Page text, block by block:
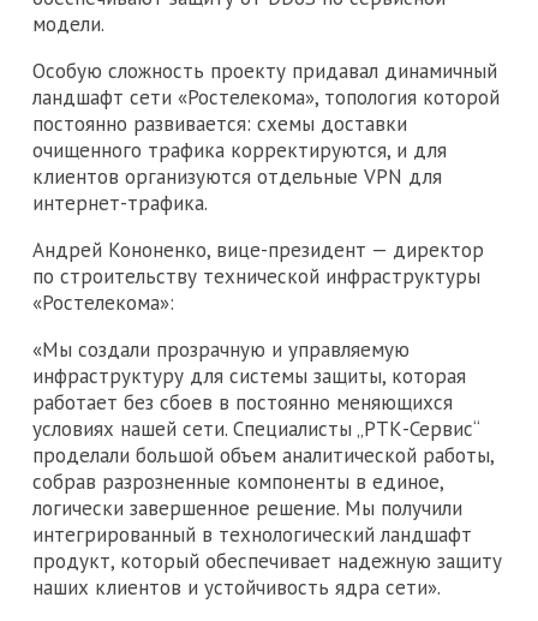
модели.
Особую сложность проекту придавал динамичный
ландшафт сети «Ростелекома», топология которой
постоянно развивается: схемы доставки
очищенного трафика корректируются, и для
клиентов организуются отдельные VPN для
интернет-трафика.
Андрей Кононенко, вице-президент — директор
по строительству технической инфраструктуры
«Ростелекома»:
«Мы создали прозрачную и управляемую
инфраструктуру для системы защиты, которая
работает без сбоев в постоянно меняющихся
условиях нашей сети. Специалисты „РТК-Сервис“
проделали большой объем аналитической работы,
собрав разрозненные компоненты в единое,
логически завершенное решение. Мы получили
интегрированный в технологический ландшафт
продукт, который обеспечивает надежную защиту
наших клиентов и устойчивость ядра сети».